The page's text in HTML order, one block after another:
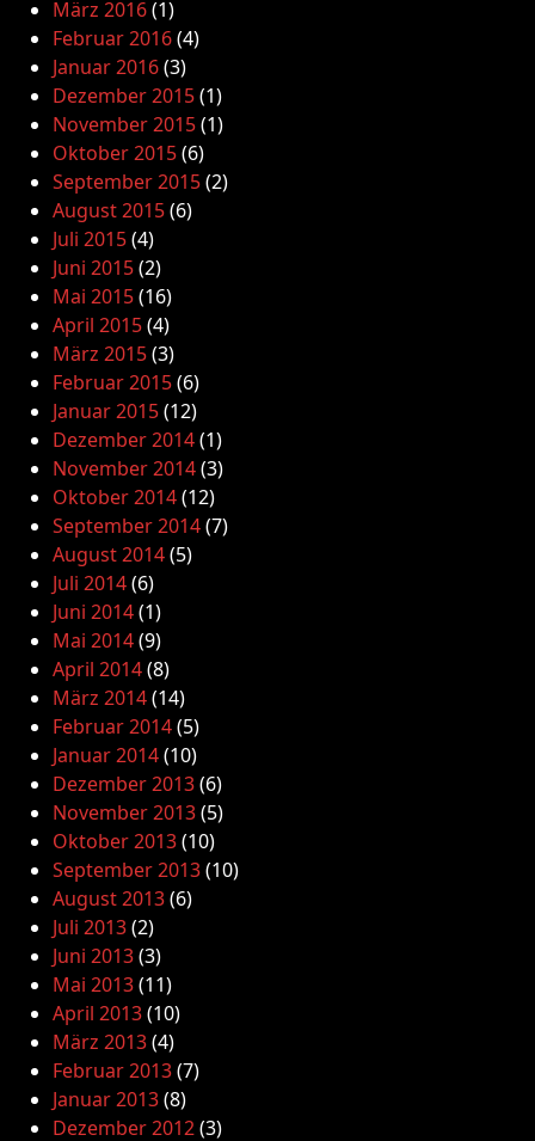
März 2016(1)
Februar 2016(4)
Januar 2016(3)
Dezember 2015(1)
November 2015(1)
Oktober 2015(6)
September 2015(2)
August 2015(6)
Juli 2015(4)
Juni 2015(2)
Mai 2015(16)
April 2015(4)
März 2015(3)
Februar 2015(6)
Januar 2015(12)
Dezember 2014(1)
November 2014(3)
Oktober 2014(12)
September 2014(7)
August 2014(5)
Juli 2014(6)
Juni 2014(1)
Mai 2014(9)
April 2014(8)
März 2014(14)
Februar 2014(5)
Januar 2014(10)
Dezember 2013(6)
November 2013(5)
Oktober 2013(10)
September 2013(10)
August 2013(6)
Juli 2013(2)
Juni 2013(3)
Mai 2013(11)
April 2013(10)
März 2013(4)
Februar 2013(7)
Januar 2013(8)
Dezember 2012(3)